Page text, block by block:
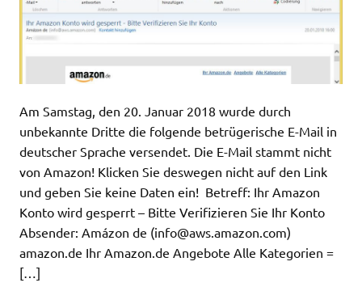
Am Samstag, den 20. Januar 2018 wurde durch
unbekannte Dritte die folgende betrügerische E-Mail in
deutscher Sprache versendet. Die E-Mail stammt nicht
von Amazon! Klicken Sie deswegen nicht auf den Link
und geben Sie keine Daten ein! Betreff: Ihr Amazon
Konto wird gesperrt – Bitte Verifizieren Sie Ihr Konto
Absender: Amázon de (info@aws.amazon.com)
amazon.de Ihr Amazon.de Angebote Alle Kategorien =
[…]